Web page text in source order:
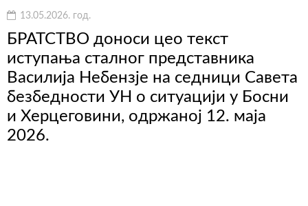
13.05.2026. год.
БРАТСТВО доноси цео текст
иступања сталног представника
Василија Небензје на седници Савета
безбедности УН о ситуацији у Босни
и Херцеговини, одржаној 12. маја
2026.